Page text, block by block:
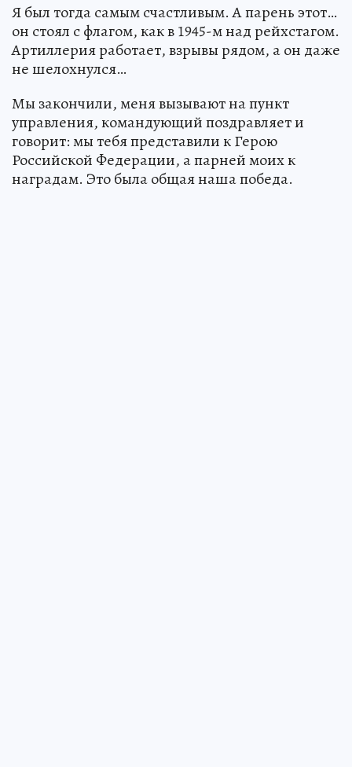
Я был тогда самым счастливым. А парень этот…
он стоял с флагом, как в 1945-м над рейхстагом.
Артиллерия работает, взрывы рядом, а он даже
не шелохнулся…
Мы закончили, меня вызывают на пункт
управления, командующий поздравляет и
говорит: мы тебя представили к Герою
Российской Федерации, а парней моих к
наградам. Это была общая наша победа.